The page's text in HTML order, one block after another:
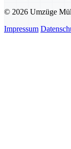
© 2026 Umzüge
Impressum